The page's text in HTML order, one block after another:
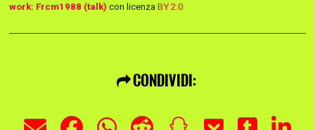
work: Frcm1988 (talk) con licenza BY 2.0
CONDIVIDI: